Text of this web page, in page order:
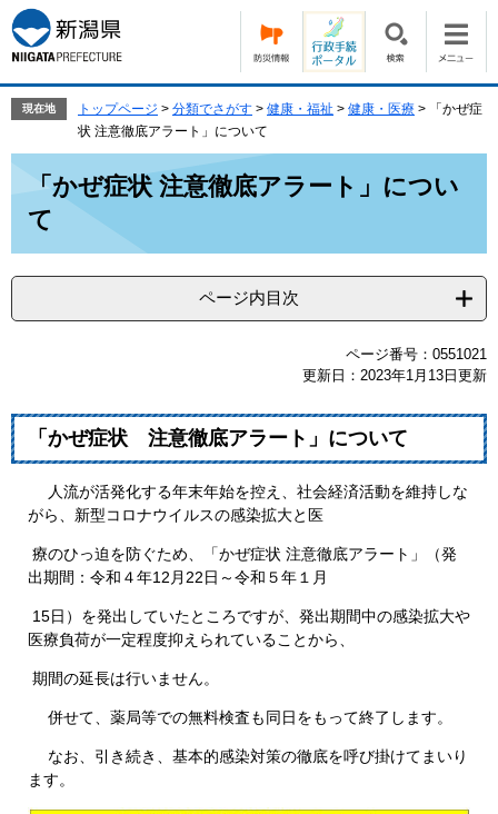
ー
ジ
の
で
ニ
ュ
ー
ば
現在地 トップページ > 分類でさがす > 健康・福祉 > 健康・医療 >
「かぜ症
状 注意徹底アラート」について
「かぜ症状 注意徹底アラート」につい
て
ページ内目次
ページ番号：0551021
更新日：2023年1月13日更新
「かぜ症状 注意徹底アラート」について
人流が活発化する年末年始を控え、社会経済活動を維持しな
がら、新型コロナウイルスの感染拡大と医
療のひっ迫を防ぐため、「かぜ症状 注意徹底アラート」（発
出期間：令和４年12月22日～令和５年１月
15日）を発出していたところですが、発出期間中の感染拡大や
医療負荷が一定程度抑えられていることから、
期間の延長は行いません。
併せて、薬局等での無料検査も同日をもって終了します。
なお、引き続き、基本的感染対策の徹底を呼び掛けてまいり
ます。